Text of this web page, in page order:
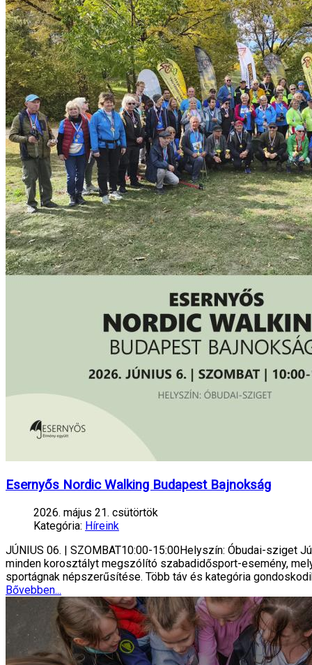
Esernyős Nordic Walking Budapest Bajnokság
2026. május 21. csütörtök
Kategória: Híreink
JÚNIUS 06. | SZOMBAT10:00-15:00Helyszín: Óbudai-sziget
minden korosztályt megszólító szabadidősport-esemény,
sportágnak népszerűsítése. Több táv és kategória
Bővebben...